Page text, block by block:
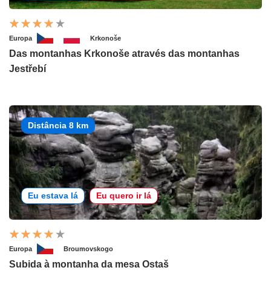
Europa Krkonoše
Das montanhas Krkonoše através das montanhas
Jestřebí
Distância 8 km
Eu estava lá Eu quero ir lá
Europa Broumovskogo
Subida à montanha da mesa Ostaš